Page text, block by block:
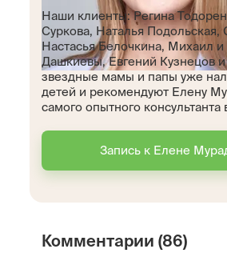
Наши клиенты: Регина
Суркова, Наталья Подольская,
Настасья Белочкина, Михаил и
Дашкиевы, Евгений Кузнецов и
звездные мамы и папы уже
детей и рекомендуют Елену
самого опытного консультанта
Запись к Елене
Комментарии (86)